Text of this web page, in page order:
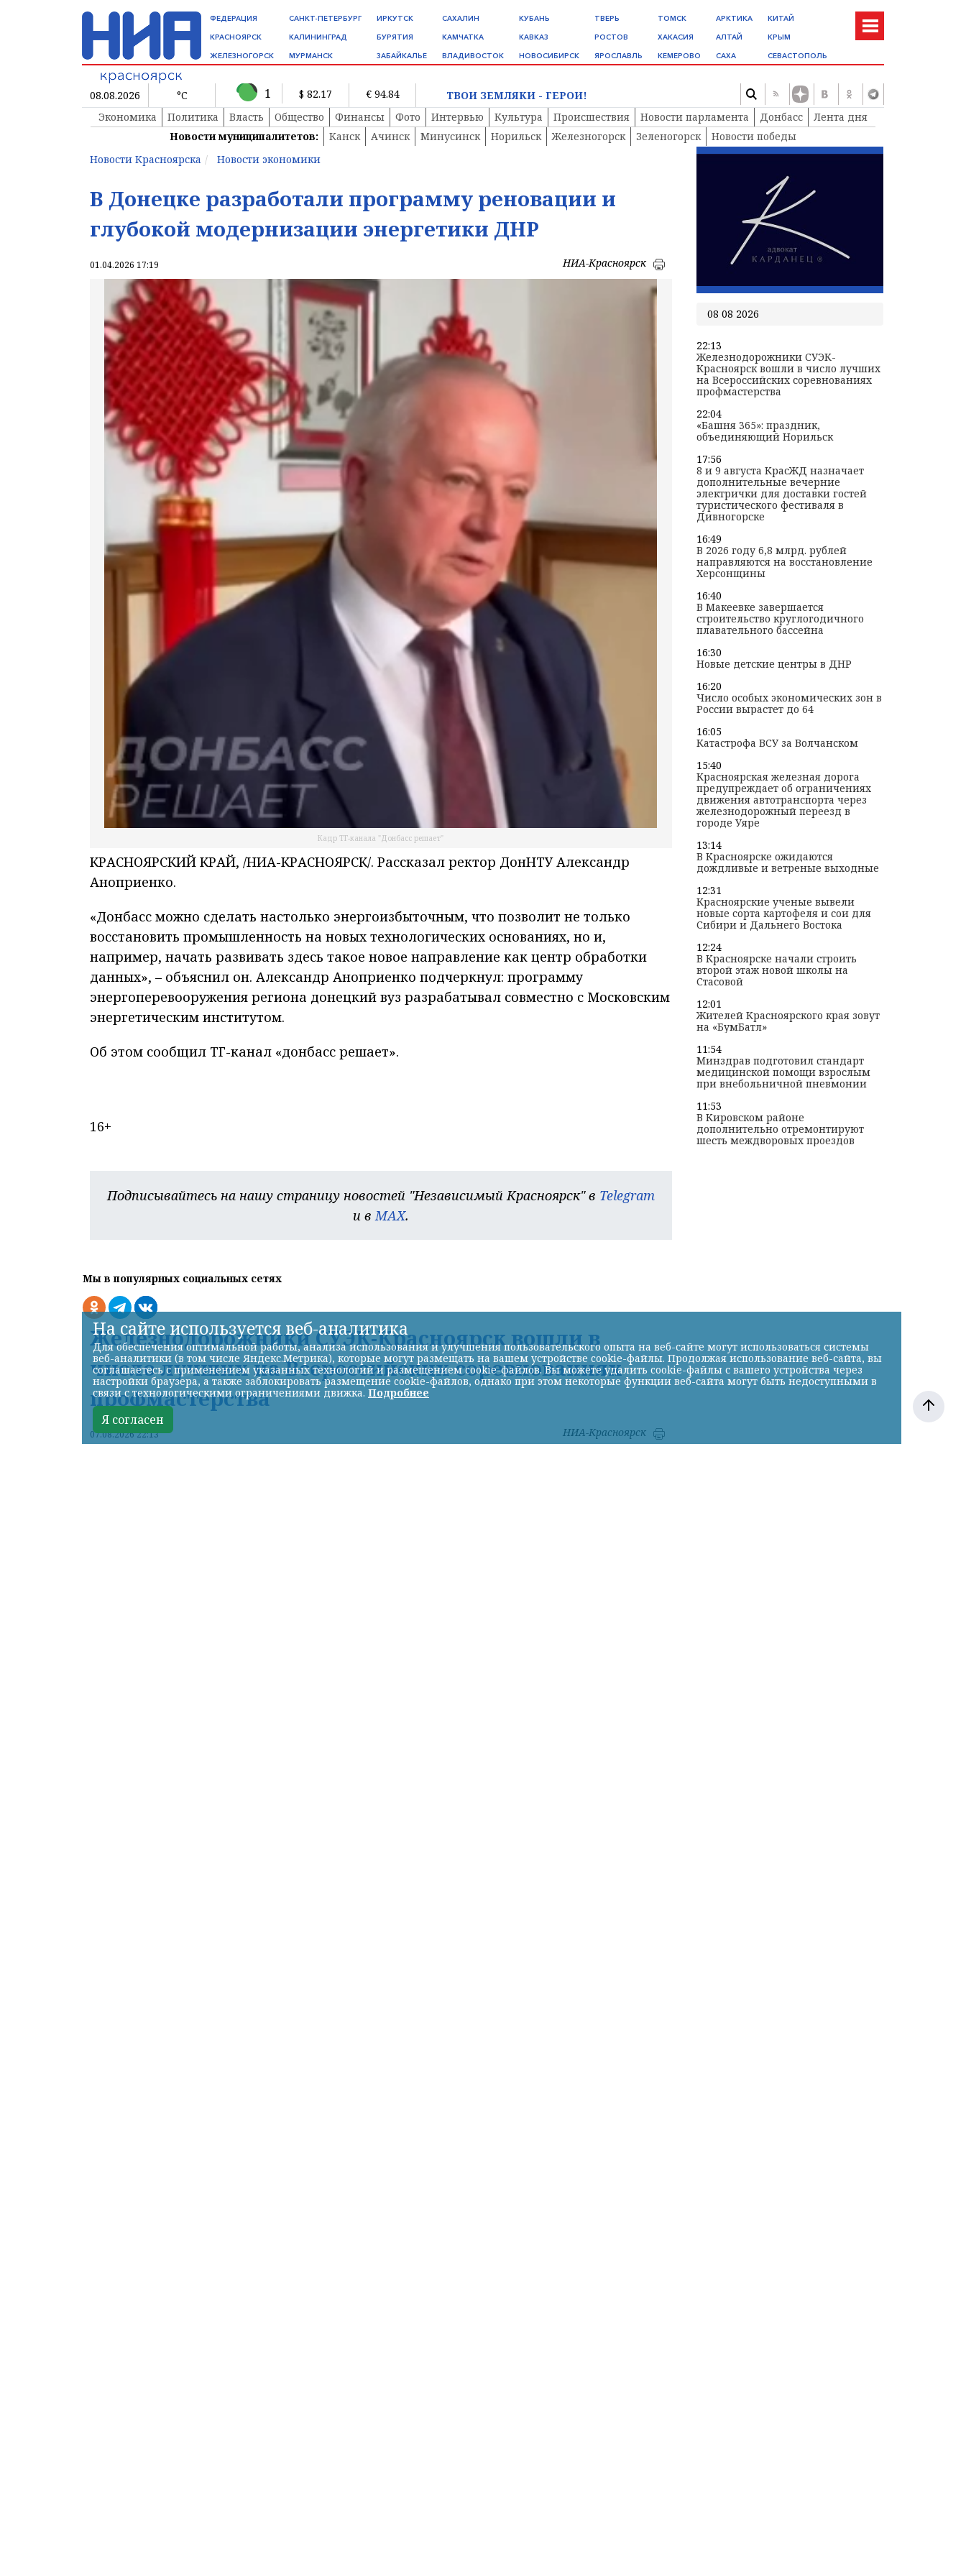
ФЕДЕРАЦИЯ
КРАСНОЯРСК
ЖЕЛЕЗНОГОРСК
САНКТ-ПЕТЕРБУРГ
КАЛИНИНГРАД
МУРМАНСК
ИРКУТСК
БУРЯТИЯ
ЗАБАЙКАЛЬЕ
САХАЛИН
КАМЧАТКА
ВЛАДИВОСТОК
КУБАНЬ
КАВКАЗ
НОВОСИБИРСК
ТВЕРЬ
РОСТОВ
ЯРОСЛАВЛЬ
ТОМСК
ХАКАСИЯ
КЕМЕРОВО
АРКТИКА
АЛТАЙ
САХА
КИТАЙ
КРЫМ
СЕВАСТОПОЛЬ
08.08.2026 °C 1 $ 82.17 € 94.84
ТВОИ ЗЕМЛЯКИ - ГЕРОИ!
Экономика
Политика Власть Общество Финансы Фото Интервью Культура Происшествия Новости парламента Донбасс
Лента дня
Новости муниципалитетов:
Канск Ачинск Минусинск Норильск Железногорск Зеленогорск
Новости победы
Новости Красноярска
Новости экономики
В Донецке разработали программу реновации и
глубокой модернизации энергетики ДНР
01.04.2026 17:19 НИА-Красноярск
Кадр ТГ-канала "Донбасс решает"
КРАСНОЯРСКИЙ КРАЙ, /НИА-КРАСНОЯРСК/. Рассказал ректор ДонНТУ Александр
Аноприенко.
«Донбасс можно сделать настолько энергоизбыточным, что позволит не только
восстановить промышленность на новых технологических основаниях, но и,
например, начать развивать здесь такое новое направление как центр обработки
данных», – объяснил он. Александр Аноприенко подчеркнул: программу
энергоперевооружения региона донецкий вуз разрабатывал совместно с Московским
энергетическим институтом.
Об этом сообщил ТГ-канал «донбасс решает».
16+
Подписывайтесь на нашу страницу новостей "Независимый Красноярск" в Telegram
и вMAX.
Мы в популярных социальных сетях
Железнодорожники СУЭК-Красноярск вошли в
число лучших на Всероссийских соревнованиях
профмастерства
07.08.2026 22:13 НИА-Красноярск
08 08 2026
22:13
Железнодорожники СУЭК-
Красноярск вошли в число лучших
на Всероссийских соревнованиях
профмастерства
22:04
«Башня 365»: праздник,
объединяющий Норильск
17:56
8 и 9 августа КрасЖД назначает
дополнительные вечерние
электрички для доставки гостей
туристического фестиваля в
Дивногорске
16:49
В 2026 году 6,8 млрд. рублей
направляются на восстановление
Херсонщины
16:40
В Макеевке завершается
строительство круглогодичного
плавательного бассейна
16:30
Новые детские центры в ДНР
16:20
Число особых экономических зон в
России вырастет до 64
16:05
Катастрофа ВСУ за Волчанском
15:40
Красноярская железная дорога
предупреждает об ограничениях
движения автотранспорта через
железнодорожный переезд в
городе Уяре
13:14
В Красноярске ожидаются
дождливые и ветреные выходные
12:31
Красноярские ученые вывели
новые сорта картофеля и сои для
Сибири и Дальнего Востока
12:24
В Красноярске начали строить
второй этаж новой школы на
Стасовой
12:01
Жителей Красноярского края зовут
на «БумБатл»
11:54
Минздрав подготовил стандарт
медицинской помощи взрослым
при внебольничной пневмонии
11:53
В Кировском районе
дополнительно отремонтируют
шесть междворовых проездов
На сайте используется веб-аналитика
Для обеспечения оптимальной работы, анализа использования и улучшения пользовательского опыта на веб-сайте могут использоваться системы
веб-аналитики (в том числе Яндекс.Метрика), которые могут размещать на вашем устройстве cookie-файлы. Продолжая использование веб-сайта, вы
соглашаетесь с применением указанных технологий и размещением cookie-файлов. Вы можете удалить cookie-файлы с вашего устройства через
настройки браузера, а также заблокировать размещение cookie-файлов, однако при этом некоторые функции веб-сайта могут быть недоступными в
связи с технологическими ограничениями движка. Подробнее
Я согласен